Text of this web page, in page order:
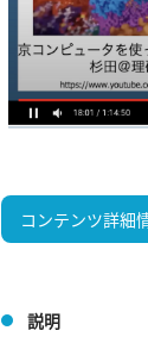
コンテンツ詳細
説明